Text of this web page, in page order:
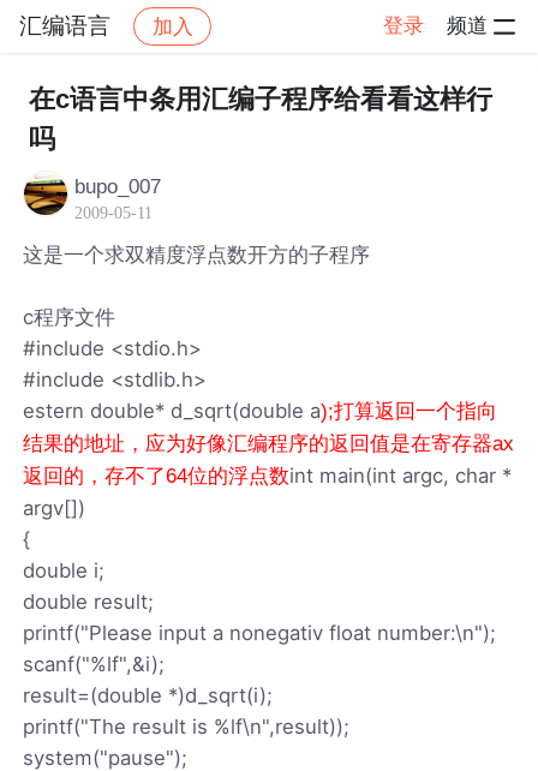
汇编语言 加入 登录 频道
社区 汇编语言 帖子详情
在c语言中条用汇编子程序给看看这样行
吗
bupo_007
2009-05-11
这是一个求双精度浮点数开方的子程序
c程序文件
#include <stdio.h>
#include <stdlib.h>
estern double* d_sqrt(double a);打算返回一个指向
结果的地址，应为好像汇编程序的返回值是在寄存器ax
返回的，存不了64位的浮点数int main(int argc, char *
argv[])
{
double i;
double result;
printf("Please input a nonegativ float number:\n");
scanf("%lf",&i);
result=(double *)d_sqrt(i);
printf("The result is %lf\n",result));
system("pause");